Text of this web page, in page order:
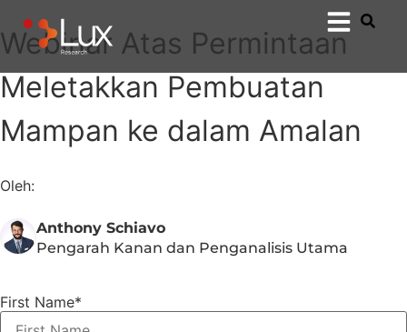
Webinar Atas Permintaan
Meletakkan Pembuatan
Mampan ke dalam Amalan
Oleh:
Anthony Schiavo
Pengarah Kanan dan Penganalisis Utama
First Name*